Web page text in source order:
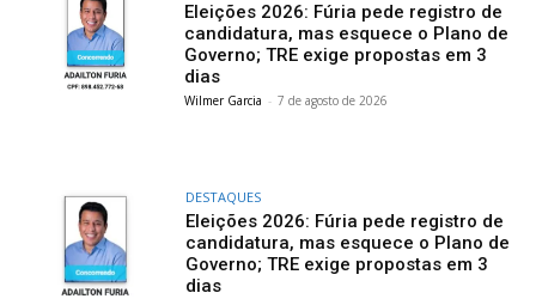
Eleições 2026: Fúria pede registro de
candidatura, mas esquece o Plano de
Governo; TRE exige propostas em 3
dias
Wilmer Garcia - 7 de agosto de 2026
DESTAQUES
Eleições 2026: Fúria pede registro de
candidatura, mas esquece o Plano de
Governo; TRE exige propostas em 3
dias